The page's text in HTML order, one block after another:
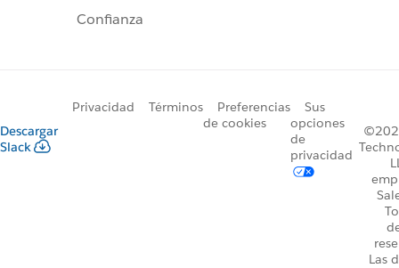
Confianza
Descargar
Slack
Privacidad Términos
Preferencias
de cookies
Sus
opciones
de
privacidad
Las